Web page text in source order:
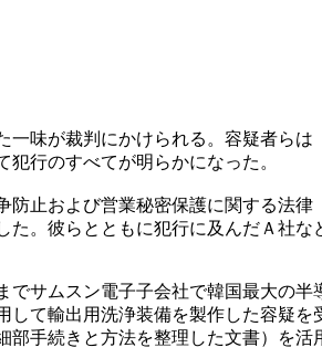
味が裁判にかけられる。容疑者ら
行のすべてが明らかになった。
止および営業秘密保護に関する法
。彼らとともに犯行に及んだＡ社な
サムスン電子子会社で韓国最大の
て輸出用洗浄装備を製作した容疑
手続きと方法を整理した文書）を活